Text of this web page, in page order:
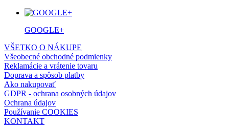
GOOGLE+
VŠETKO O NÁKUPE
Všeobecné obchodné podmienky
Reklamácie a vrátenie tovaru
Doprava a spôsob platby
Ako nakupovať
GDPR - ochrana osobných údajov
Ochrana údajov
Používanie COOKIES
KONTAKT